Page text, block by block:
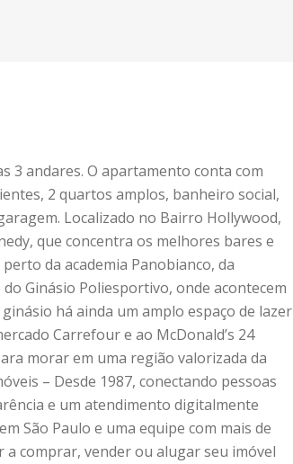
3 andares. O apartamento conta com
2 quartos amplos, banheiro social,
Localizado no Bairro Hollywood,
que concentra os melhores bares e
da academia Panobianco, da
Ginásio Poliesportivo, onde acontecem
há ainda um amplo espaço de lazer
Carrefour e ao McDonald’s 24
morar em uma região valorizada da
– Desde 1987, conectando pessoas
e um atendimento digitalmente
São Paulo e uma equipe com mais de
comprar, vender ou alugar seu imóvel